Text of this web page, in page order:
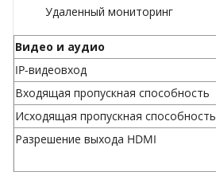
Удаленный мониторинг
Видео и аудио
IP-видеовход
Входящая пропускная способность
Исходящая пропускная способность
Разрешение выхода HDMI